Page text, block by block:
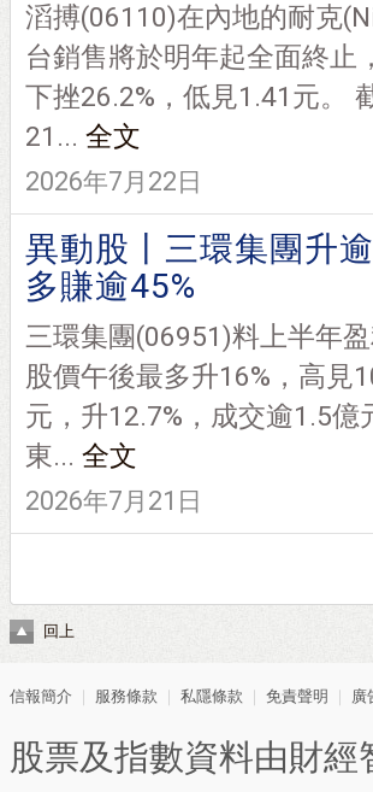
滔搏(06110)在內地的耐克
台銷售將於明年起全面終止
下挫26.2%，低見1.41元。
21... 全文
2026年7月22日
異動股丨三環集團升
多賺逾45%
三環集團(06951)料上半年
股價午後最多升16%，高見
元，升12.7%，成交逾1.5
東... 全文
2026年7月21日
回上
信報簡介 服務條款 私隱條款 免責聲明 廣
股票及指數資料由財